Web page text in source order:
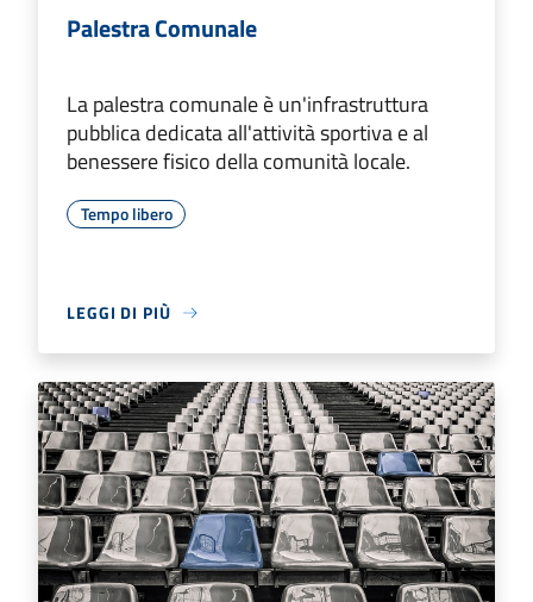
Palestra Comunale
La palestra comunale è un'infrastruttura
pubblica dedicata all'attività sportiva e al
benessere fisico della comunità locale.
Tempo libero
LEGGI DI PIÙ